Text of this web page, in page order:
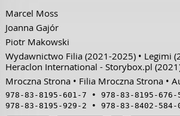
Marcel Moss
Joanna Gajór
Piotr Makowski
Wydawnictwo Filia (2021-2025) Legimi
Heraclon International - Storybox.pl
Mroczna Strona Filia Mroczna Strona
978-83-8195-601-7
978-83-8195-676-
978-83-8195-929-2
978-83-8402-584-